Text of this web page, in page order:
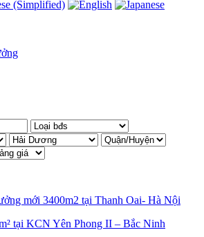
mới 3400m2 tại Thanh Oai- Hà Nội
tại KCN Yên Phong II – Bắc Ninh